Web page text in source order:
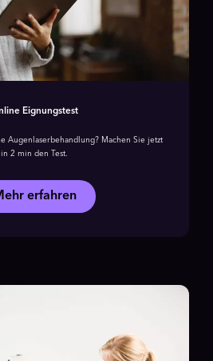
Eignungstest
Augenlaser­behandlung? Machen Sie jetzt
in 2 min den Test.
erfahren